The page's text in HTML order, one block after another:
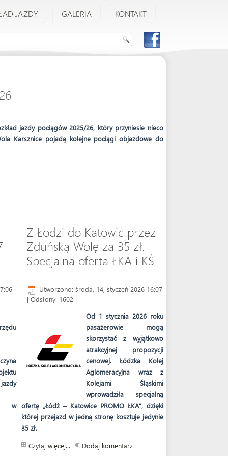
JAZDY GALERIA KONTAKT
jazdy pociągów 2025/26, który przyniesie nieco
Karsznice pojadą kolejne pociągi objazdowe do
|
w
Z Łodzi do Katowic przez
Zduńską Wolę za 35 zł.
Specjalna oferta ŁKA i KŚ
Utworzono: środa, 14, styczeń 2026 16:07
| Odsłony: 1602
Od 1 stycznia 2026 roku
pasażerowie mogą
skorzystać z wyjątkowo
atrakcyjnej propozycji
cenowej. Łódzka Kolej
Aglomeracyjna wraz z
Kolejami Śląskimi
wprowadziła specjalną
ofertę „Łódź – Katowice PROMO ŁKA”, dzięki
której przejazd w jedną stronę kosztuje jedynie
35 zł.
Czytaj więcej... Dodaj komentarz